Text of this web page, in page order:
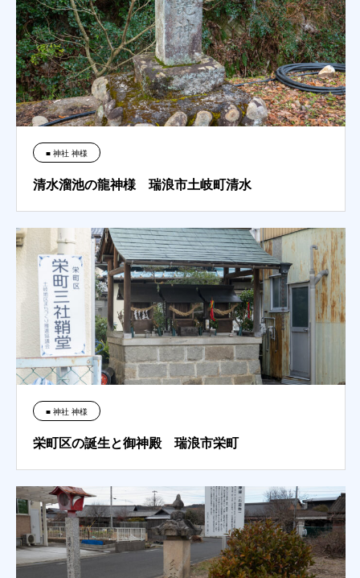
■ 神社 神様
清水溜池の龍神様 瑞浪市土岐町清水
■ 神社 神様
栄町区の誕生と御神殿 瑞浪市栄町